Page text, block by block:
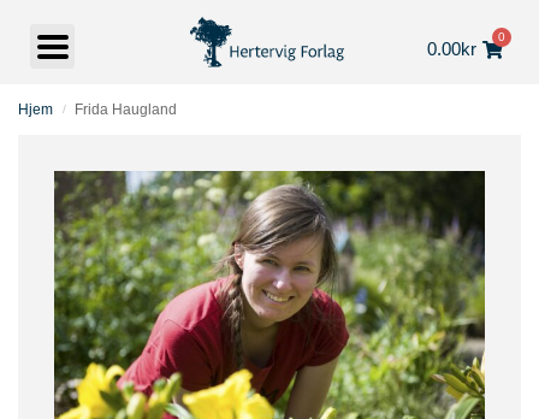
0.00kr
0
Hjem / Frida Haugland